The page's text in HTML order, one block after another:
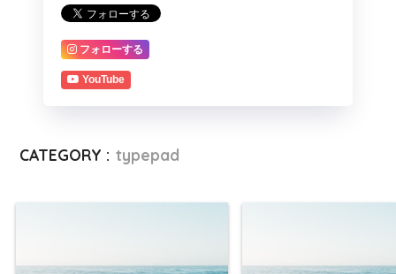
フォローする
YouTube
CATEGORY : typepad